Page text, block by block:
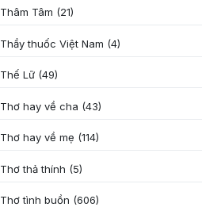
Thâm Tâm (21)
Thầy thuốc Việt Nam (4)
Thế Lữ (49)
Thơ hay về cha (43)
Thơ hay về mẹ (114)
Thơ thả thính (5)
Thơ tình buồn (606)